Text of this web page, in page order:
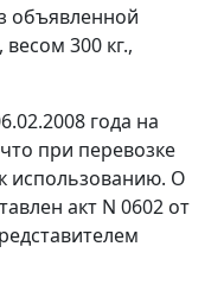
объявленной
300 кг.,
года на
при перевозке
использованию. О
акт N 0602 от